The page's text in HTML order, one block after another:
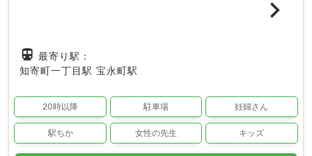
directions_subway 最寄り駅：
知寄町一丁目駅 宝永町駅
20時以降 駐車場 妊婦さん
駅ちか 女性の先生 キッズ